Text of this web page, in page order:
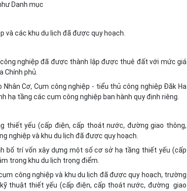
Danh mục
và các khu du lịch đã được quy hoạch.
nghiệp đã được thành lập được thuê đất với mức giá
phủ.
Cơ, Cụm công nghiệp - tiểu thủ công nghiệp Đăk Ha
hạ tầng các cụm công nghiệp ban hành quy định riêng.
thiết yếu (cấp điện, cấp thoát nước, đường giao thông,
nghiệp và khu du lịch đã được quy hoạch.
bố trí vốn xây dựng một số cơ sở hạ tầng thiết yếu (cấp
trong khu du lịch trọng điểm.
công nghiệp và khu du lịch đã được quy hoạch, trường
thuật thiết yếu (cấp điện, cấp thoát nước, đường giao